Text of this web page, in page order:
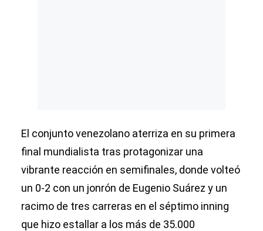
El conjunto venezolano aterriza en su primera
final mundialista tras protagonizar una
vibrante reacción en semifinales, donde volteó
un 0-2 con un jonrón de Eugenio Suárez y un
racimo de tres carreras en el séptimo inning
que hizo estallar a los más de 35.000